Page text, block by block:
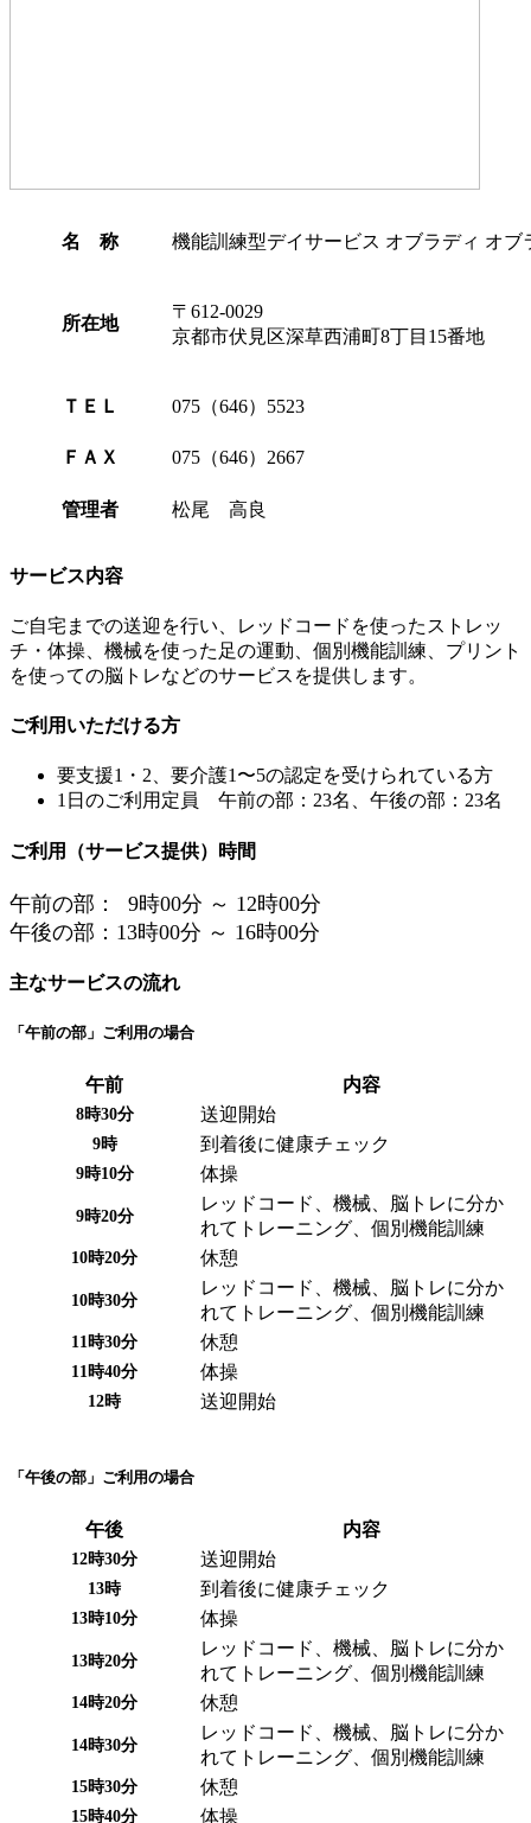
名 称 機能訓練型デイサービス オブラディ オブ
所在地
〒 612-0029
京都市伏見区深草西浦町8丁目15番地
ＴＥＬ 075（646）5523
ＦＡＸ 075（646）2667
管理者 松尾 高良
サービス内容
ご自宅までの送迎を行い、レッドコードを使ったストレッ
チ・体操、機械を使った足の運動、個別機能訓練、プリント
を使っての脳トレなどのサービスを提供します。
ご利用いただける方
要支援1・2、要介護1〜5の認定を受けられている方
1日のご利用定員 午前の部：23名、午後の部：23名
ご利用（サービス提供）時間
午前の部： 9時00分 ～ 12時00分
午後の部：13時00分 ～ 16時00分
主なサービスの流れ
「午前の部」ご利用の場合
午前 内容
8時30分 送迎開始
9時 到着後に健康チェック
9時10分 体操
9時20分
レッドコード、機械、脳トレに分か
れてトレーニング、個別機能訓練
10時20分 休憩
10時30分
レッドコード、機械、脳トレに分か
れてトレーニング、個別機能訓練
11時30分 休憩
11時40分 体操
12時 送迎開始
「午後の部」ご利用の場合
午後 内容
12時30分 送迎開始
13時 到着後に健康チェック
13時10分 体操
13時20分
レッドコード、機械、脳トレに分か
れてトレーニング、個別機能訓練
14時20分 休憩
14時30分
レッドコード、機械、脳トレに分か
れてトレーニング、個別機能訓練
15時30分 休憩
15時40分 体操